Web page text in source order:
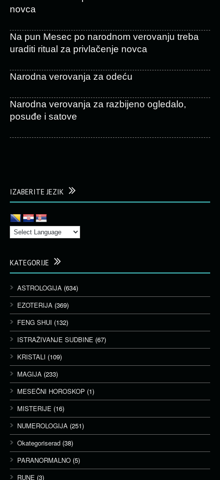
novca
Na pun Mesec po narodnom verovanju treba
uraditi ritual za privlačenje novca
Narodna verovanja za odeću
Narodna verovanja za razbijeno ogledalo,
posuđe i satove
IZABERITE JEZIK
KATEGORIJE
ASTROLOGIJA (634)
EZOTERIJA (369)
FENG SHUI (132)
ISTRAŽIVANJE SUDBINE (67)
KRISTALI (109)
MAGIJA (233)
MESEČNI HOROSKOP (1)
MISTERIJE (16)
NUMEROLOGIJA (251)
Okategoriserad (38)
PARANORMALNO (5)
RUNE (3)